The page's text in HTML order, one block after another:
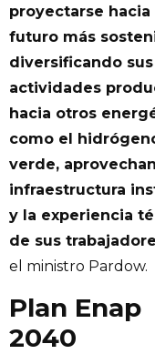
proyectarse hacia
futuro más
diversificando sus
actividades
hacia otros
como el
verde,
infraestructura
y la experiencia
de sus
el ministro Pardow.
Plan Enap
2040